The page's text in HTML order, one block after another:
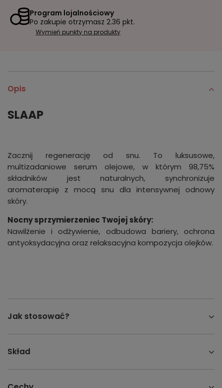
Program lojalnościowy
Po zakupie otrzymasz 2.36 pkt.
Wymień punkty na produkty
Opis
SLAAP
Zacznij regenerację od snu. To luksusowe,
multizadaniowe serum olejowe, w którym 98,75%
składników jest naturalnych, synchronizuje
aromaterapię z mocą snu dla intensywnej odnowy
skóry.
Nocny sprzymierzeniec Twojej skóry:
Nawilżenie i odżywienie, odbudowa bariery, ochrona
antyoksydacyjna oraz relaksacyjna kompozycja olejków.
Jak stosować?
Skład